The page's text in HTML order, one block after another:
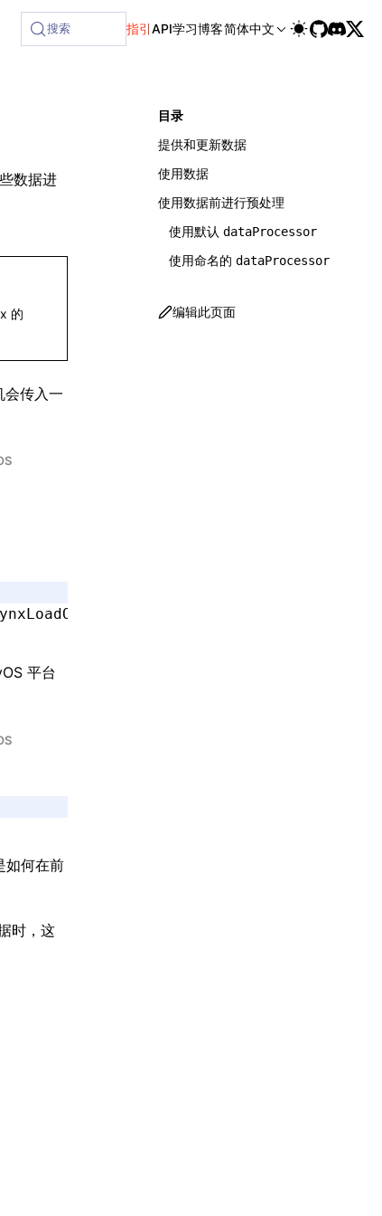
at /next/zh/llms-full.txt, and this page is available
搜索 指引API学习博客简体中文
数据进
的
会传入一
平台
如何在前
时，这
目录
提供和更新数据
使用数据
使用数据前进行预处理
使用默认 dataProcessor
使用命名的 dataProcessor
编辑此页面